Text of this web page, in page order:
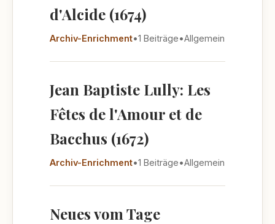
d'Alcide (1674)
Archiv-Enrichment•1 Beiträge•Allgemein
Jean Baptiste Lully: Les
Fêtes de l'Amour et de
Bacchus (1672)
Archiv-Enrichment•1 Beiträge•Allgemein
Neues vom Tage